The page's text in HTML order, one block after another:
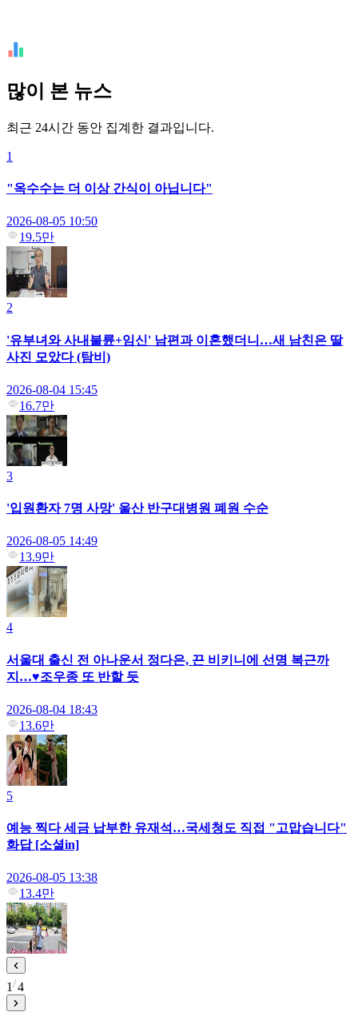
많이 본 뉴스
최근 24시간 동안 집계한 결과입니다.
1
"옥수수는 더 이상 간식이 아닙니다"
2026-08-05 10:50
19.5만
2
'유부녀와 사내불륜+임신' 남편과 이혼했더니…새 남친은 딸
사진 모았다 (탐비)
2026-08-04 15:45
16.7만
3
'입원환자 7명 사망' 울산 반구대병원 폐원 수순
2026-08-05 14:49
13.9만
4
서울대 출신 전 아나운서 정다은, 끈 비키니에 선명 복근까
지…♥조우종 또 반할 듯
2026-08-04 18:43
13.6만
5
예능 찍다 세금 납부한 유재석…국세청도 직접 "고맙습니다"
화답 [소셜in]
2026-08-05 13:38
13.4만
1 4